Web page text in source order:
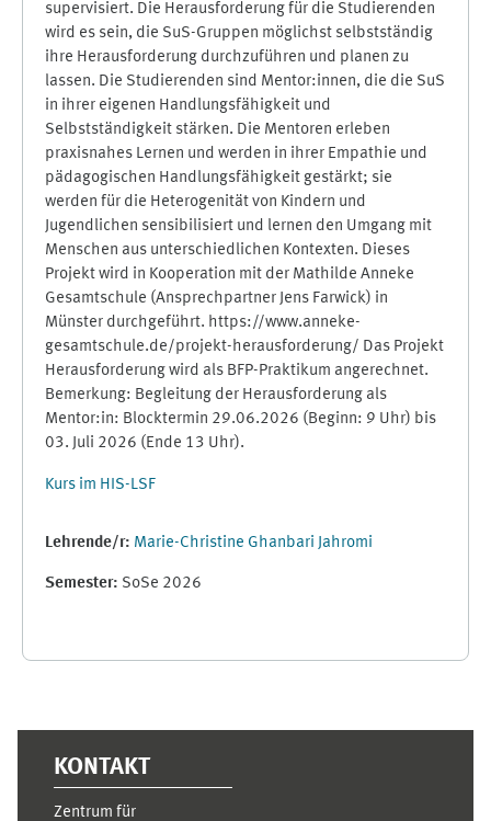
supervisiert. Die Herausforderung für die Studierenden
wird es sein, die SuS-Gruppen möglichst selbstständig
ihre Herausforderung durchzuführen und planen zu
lassen. Die Studierenden sind Mentor:innen, die die SuS
in ihrer eigenen Handlungsfähigkeit und
Selbstständigkeit stärken. Die Mentoren erleben
praxisnahes Lernen und werden in ihrer Empathie und
pädagogischen Handlungsfähigkeit gestärkt; sie
werden für die Heterogenität von Kindern und
Jugendlichen sensibilisiert und lernen den Umgang mit
Menschen aus unterschiedlichen Kontexten. Dieses
Projekt wird in Kooperation mit der Mathilde Anneke
Gesamtschule (Ansprechpartner Jens Farwick) in
Münster durchgeführt. https://www.anneke-
gesamtschule.de/projekt-herausforderung/ Das Projekt
Herausforderung wird als BFP-Praktikum angerechnet.
Bemerkung: Begleitung der Herausforderung als
Mentor:in: Blocktermin 29.06.2026 (Beginn: 9 Uhr) bis
03. Juli 2026 (Ende 13 Uhr).
Kurs im HIS-LSF
Lehrende/r: Marie-Christine Ghanbari Jahromi
Semester: SoSe 2026
KONTAKT
Zentrum für